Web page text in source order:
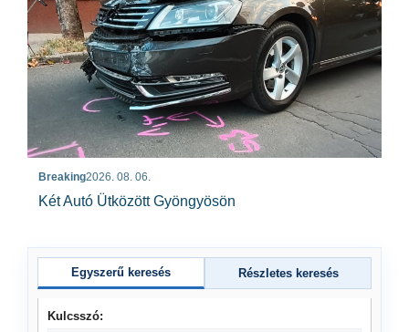
Breaking2026. 08. 06.
Két Autó Ütközött Gyöngyösön
Egyszerű keresés Részletes keresés
Kulcsszó: